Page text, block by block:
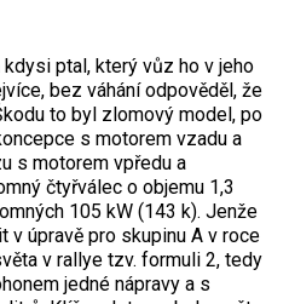
ptal, který vůz ho v jeho
bez váhání odpověděl, že
to byl zlomový model, po
s motorem vzadu a
s motorem vpředu a
čtyřválec o objemu 1,3
105 kW (143 k). Jenže
v úpravě pro skupinu A v roce
v rallye tzv. formuli 2, tedy
jedné nápravy a s